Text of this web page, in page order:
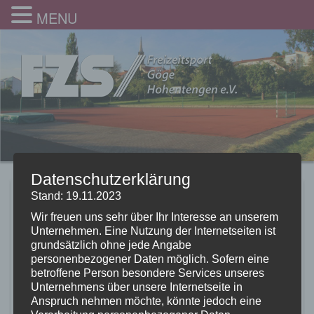
REWE startet seine
Aktion „Scheine für
Vereine“
12.11.2020
MENU
Datenschutzerklärung
Stand: 19.11.2023
Wir freuen uns sehr über Ihr Interesse an unserem
Unternehmen. Eine Nutzung der Internetseiten ist
grundsätzlich ohne jede Angabe
personenbezogener Daten möglich. Sofern eine
betroffene Person besondere Services unseres
Unternehmens über unsere Internetseite in
Anspruch nehmen möchte, könnte jedoch eine